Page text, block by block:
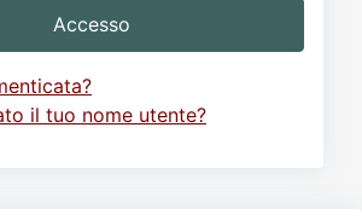
Accesso
il tuo nome utente?